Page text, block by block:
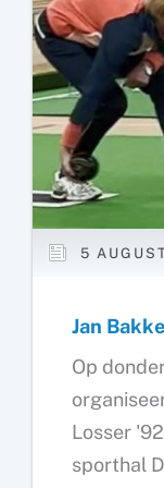
5
Jan
Op
Losser
sporthal